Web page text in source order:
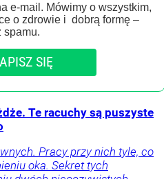
e-mail. Mówimy o wszystkim,
o zdrowie i dobrą formę –
spamu.
SIĘ
Te racuchy są puszyste
Pracy przy nich tyle, co
oka. Sekret tych